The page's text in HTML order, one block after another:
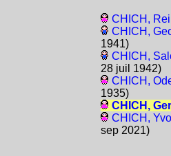
CHICH,
CHICH,
1941)
CHICH,
28 juil 1942)
CHICH,
1935)
CHICH,
CHICH,
sep 2021)